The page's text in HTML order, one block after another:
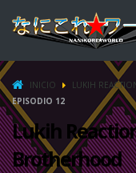
INICIO
LUKIH
EPISODIO 12
Lukih
Brotherhood